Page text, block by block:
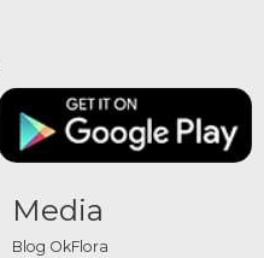
Media
Blog OkFlora